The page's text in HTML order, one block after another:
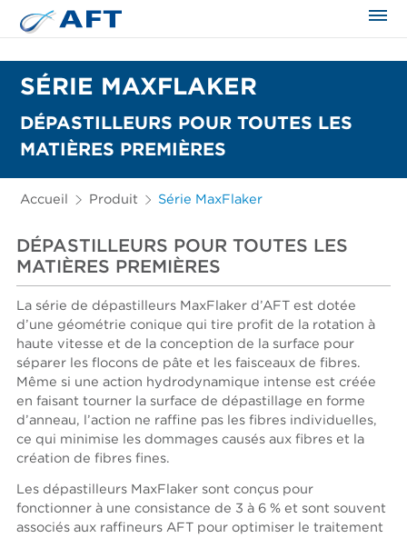
SÉRIE MAXFLAKER
DÉPASTILLEURS POUR TOUTES LES
MATIÈRES PREMIÈRES
Accueil Produit Série MaxFlaker
DÉPASTILLEURS POUR TOUTES LES
MATIÈRES PREMIÈRES
La série de dépastilleurs MaxFlaker d’AFT est dotée
d’une géométrie conique qui tire profit de la rotation à
haute vitesse et de la conception de la surface pour
séparer les flocons de pâte et les faisceaux de fibres.
Même si une action hydrodynamique intense est créée
en faisant tourner la surface de dépastillage en forme
d’anneau, l’action ne raffine pas les fibres individuelles,
ce qui minimise les dommages causés aux fibres et la
création de fibres fines.
Les dépastilleurs MaxFlaker sont conçus pour
fonctionner à une consistance de 3 à 6 % et sont souvent
associés aux raffineurs AFT pour optimiser le traitement